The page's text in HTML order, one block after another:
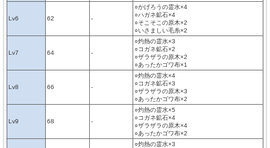
Lv6 62 -
○かげろうの霊水×4
○ハガネ鉱石×4
○そこそこの原木×2
○いさましい毛糸×2
Lv7 64 -
○灼熱の霊水×3
○コガネ鉱石×2
○ザラザラの原木×2
○あったかゴワ布×1
Lv8 66 -
○灼熱の霊水×4
○コガネ鉱石×3
○ザラザラの原木×3
○あったかゴワ布×2
Lv9 68 -
○灼熱の霊水×5
○コガネ鉱石×4
○ザラザラの原木×4
○あったかゴワ布×2
○灼熱の霊水×3